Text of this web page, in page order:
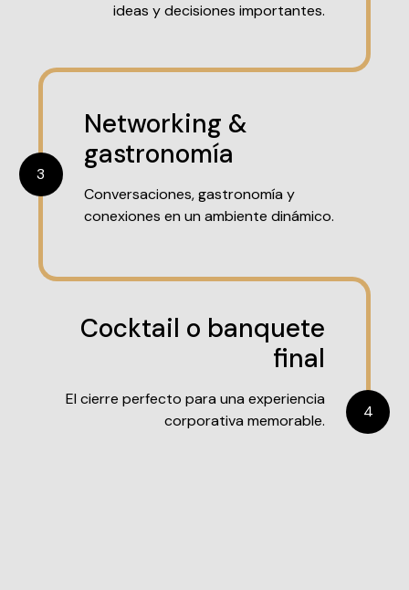
ideas y decisiones importantes.
3
Networking &
gastronomía
Conversaciones, gastronomía y
conexiones en un ambiente dinámico.
4
Cocktail o banquete
final
El cierre perfecto para una experiencia
corporativa memorable.